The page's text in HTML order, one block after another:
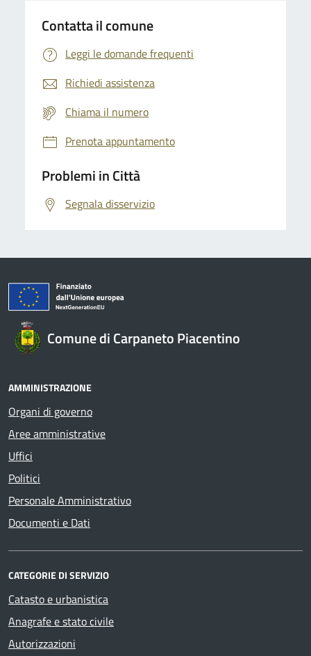
Contatta il comune
Leggi le domande frequenti
Richiedi assistenza
Chiama il numero
Prenota appuntamento
Problemi in Città
Segnala disservizio
Comune di Carpaneto Piacentino
AMMINISTRAZIONE
Organi di governo
Aree amministrative
Uffici
Politici
Personale Amministrativo
Documenti e Dati
CATEGORIE DI SERVIZIO
Catasto e urbanistica
Anagrafe e stato civile
Autorizzazioni